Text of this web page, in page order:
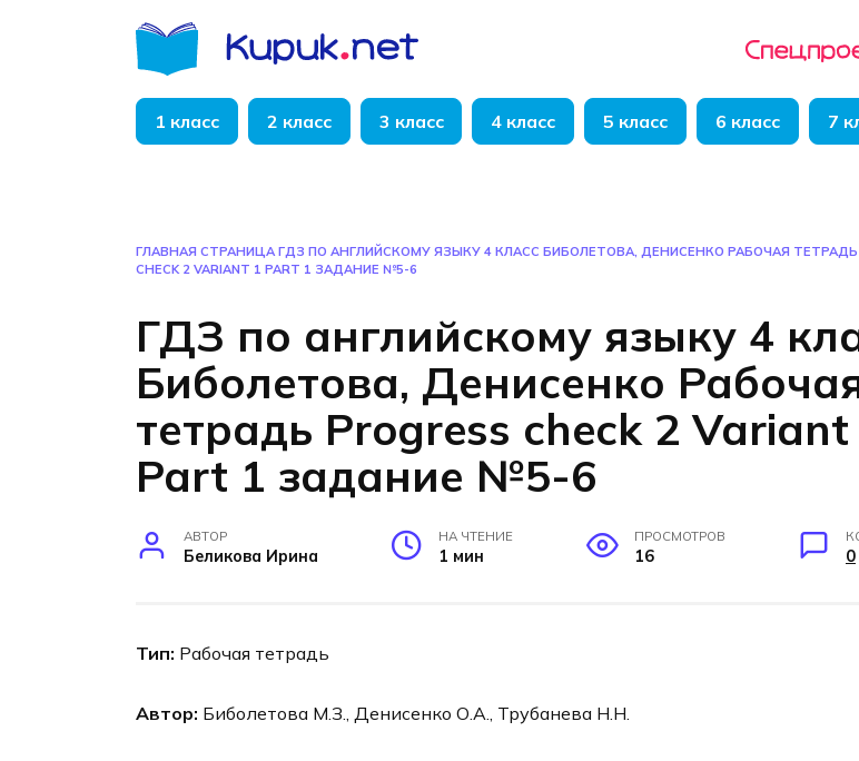
1 класс 2 класс 3 класс 4 класс 5 класс 6 класс 7
ГЛАВНАЯ СТРАНИЦА ГДЗ ПО АНГЛИЙСКОМУ ЯЗЫКУ 4 КЛАСС БИБОЛЕТОВА, ДЕНИСЕНКО РАБОЧАЯ ТЕТРАДЬ
CHECK 2 VARIANT 1 PART 1 ЗАДАНИЕ №5-6
ГДЗ по английскому языку 4
Биболетова, Денисенко
тетрадь Progress check 2 Variant
Part 1 задание №5-6
АВТОР
Беликова Ирина
НА ЧТЕНИЕ
1 мин
ПРОСМОТРОВ
16 0
Тип: Рабочая тетрадь
Автор: Биболетова М.З., Денисенко О.А., Трубанева Н.Н.